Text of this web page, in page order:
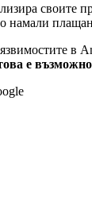
своите
в
е